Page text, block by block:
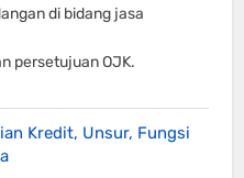
di bidang jasa
persetujuan OJK.
Kredit, Unsur, Fungsi